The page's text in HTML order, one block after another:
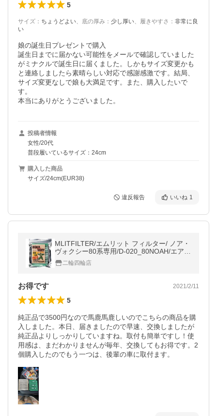
5
サイズ ： ちょうどよい、 底の厚み ： 少し厚い、 履きやすさ ： 非常に良
い
娘の誕生日プレゼントで購入
誕生日までに届かない可能性をメールで確認していました
がミナクルで誕生日に届くました。しかもサイズ変更かも
と連絡しましたら素晴らしい対応で感謝感激です。結局、
サイズ変更なしで娘も大満足です。また、購入したいで
す。
本当にありがとうございました。
投稿者情報
女性/20代
普段履いているサイズ：24cm
購入した商品
サイズ/24cm(EUR38)
違反報告 いいね 1
MLITFILTER/エムリット フィルター/ ノア・
ヴォクシー80系専用/D-020_80NOAH/エアコ
ンフィルター日本製
二輪四輪店
お得です 2021/2/11
5
純正品で3500円なので馬鹿馬鹿しいのでこちらの商品を購
入しました。本日、届きましたので早速、交換しましたが
純正品よりしっかりしていますね。取付も簡単ですし！使
用感は、まだわかりませんが毎年、交換してもお得です。2
個購入したのでもう一つは、後輩の車に取付ます。